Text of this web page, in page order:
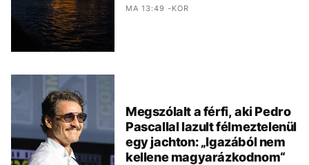
MA 13:49 -KOR
Megszólalt a férfi, aki Pedro
Pascallal lazult félmeztelenül
egy jachton: „Igazából nem
kellene magyarázkodnom“